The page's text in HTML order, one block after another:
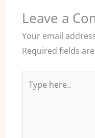
Leave a
Your email
Required fields
here..